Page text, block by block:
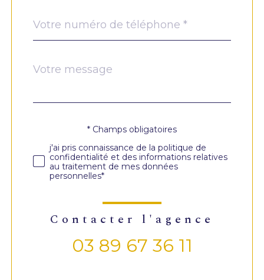
*
Fieldset
défaut
Message
*
Validation* Champs obligatoires
j'ai pris connaissance de la politique de
confidentialité et des informations relatives
au traitement de mes données
personnelles*
contacter l'agence
03 89 67 36 11